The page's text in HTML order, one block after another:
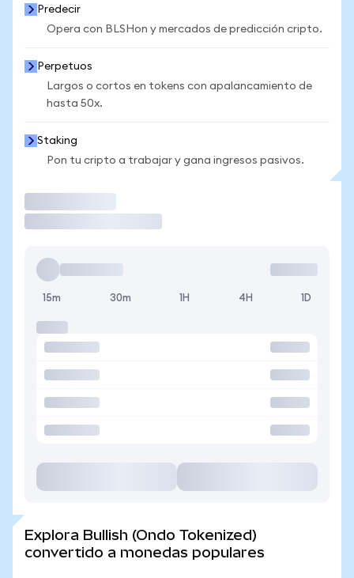
Predecir
Opera con BLSHon y mercados de predicción cripto.
Perpetuos
Largos o cortos en tokens con apalancamiento de
hasta 50x.
Staking
Pon tu cripto a trabajar y gana ingresos pasivos.
15m 30m 1H 4H 1D
Explora Bullish (Ondo Tokenized)
convertido a monedas populares